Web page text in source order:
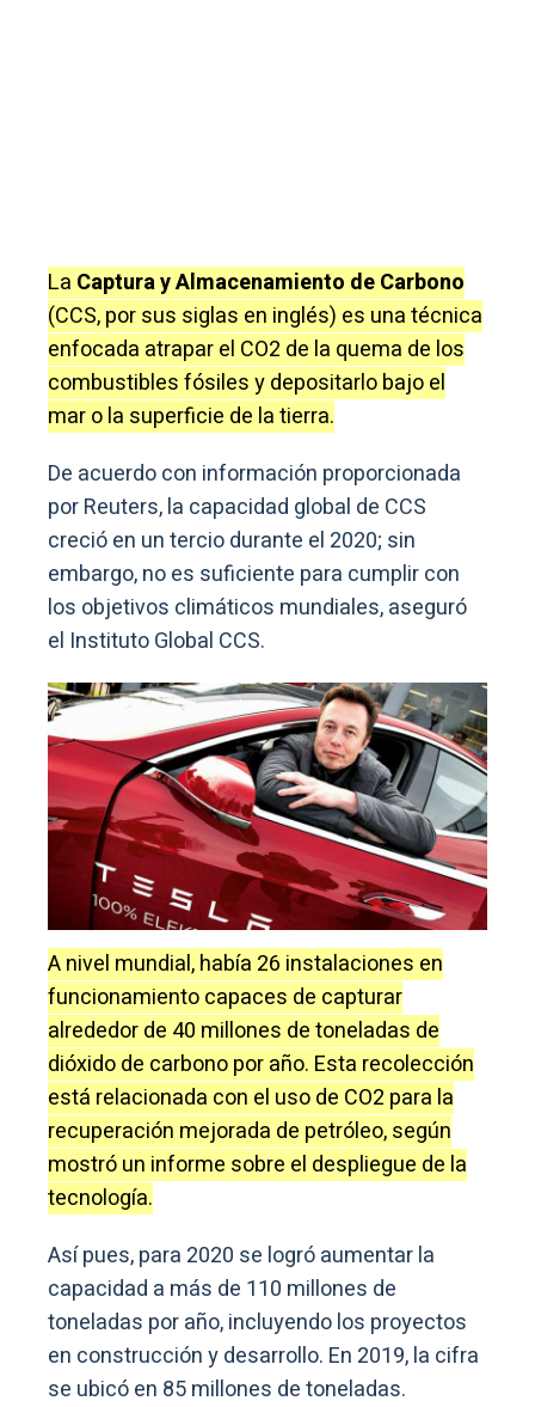
La Captura y Almacenamiento de Carbono
(CCS, por sus siglas en inglés) es una técnica
enfocada atrapar el CO2 de la quema de los
combustibles fósiles y depositarlo bajo el
mar o la superficie de la tierra.
De acuerdo con información proporcionada
por Reuters, la capacidad global de CCS
creció en un tercio durante el 2020; sin
embargo, no es suficiente para cumplir con
los objetivos climáticos mundiales, aseguró
el Instituto Global CCS.
A nivel mundial, había 26 instalaciones en
funcionamiento capaces de capturar
alrededor de 40 millones de toneladas de
dióxido de carbono por año. Esta recolección
está relacionada con el uso de CO2 para la
recuperación mejorada de petróleo, según
mostró un informe sobre el despliegue de la
tecnología.
Así pues, para 2020 se logró aumentar la
capacidad a más de 110 millones de
toneladas por año, incluyendo los proyectos
en construcción y desarrollo. En 2019, la cifra
se ubicó en 85 millones de toneladas.